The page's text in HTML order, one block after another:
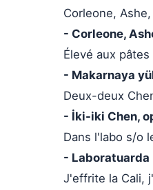
Corleone,
- Corleone,
Élevé aux
- Makarnaya
Deux-deux
- İki-iki Chen,
Dans l'labo s/o
- Laboratuarda
J'effrite la Cali,